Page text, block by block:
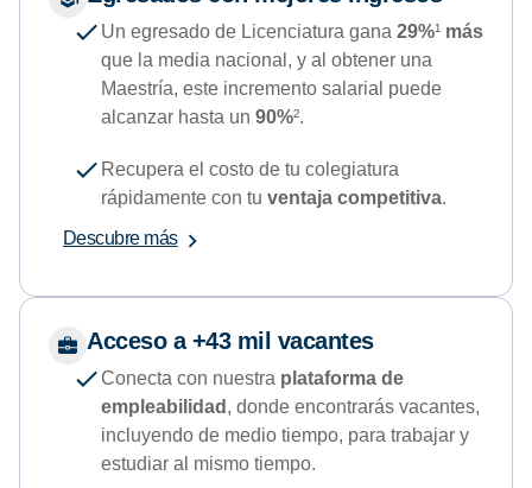
Un egresado de Licenciatura gana 29%¹ más
que la media nacional, y al obtener una
Maestría, este incremento salarial puede
alcanzar hasta un 90%².
Recupera el costo de tu colegiatura
rápidamente con tu ventaja competitiva.
Descubre más
Acceso a +43 mil vacantes
Conecta con nuestra plataforma de
empleabilidad , donde encontrarás vacantes,
incluyendo de medio tiempo, para trabajar y
estudiar al mismo tiempo.